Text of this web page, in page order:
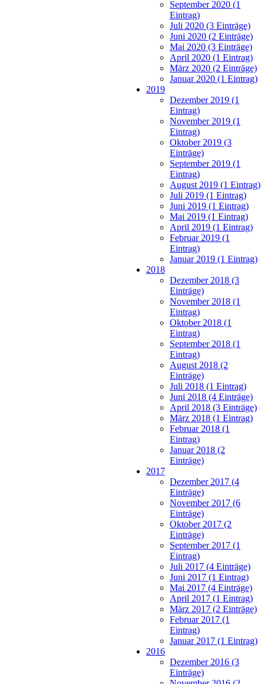
September 2020 (1
Eintrag)
Juli 2020 (3 Einträge)
Juni 2020 (2 Einträge)
Mai 2020 (3 Einträge)
April 2020 (1 Eintrag)
März 2020 (2 Einträge)
Januar 2020 (1 Eintrag)
2019
Dezember 2019 (1
Eintrag)
November 2019 (1
Eintrag)
Oktober 2019 (3
Einträge)
September 2019 (1
Eintrag)
August 2019 (1 Eintrag)
Juli 2019 (1 Eintrag)
Juni 2019 (1 Eintrag)
Mai 2019 (1 Eintrag)
April 2019 (1 Eintrag)
Februar 2019 (1
Eintrag)
Januar 2019 (1 Eintrag)
2018
Dezember 2018 (3
Einträge)
November 2018 (1
Eintrag)
Oktober 2018 (1
Eintrag)
September 2018 (1
Eintrag)
August 2018 (2
Einträge)
Juli 2018 (1 Eintrag)
Juni 2018 (4 Einträge)
April 2018 (3 Einträge)
März 2018 (1 Eintrag)
Februar 2018 (1
Eintrag)
Januar 2018 (2
Einträge)
2017
Dezember 2017 (4
Einträge)
November 2017 (6
Einträge)
Oktober 2017 (2
Einträge)
September 2017 (1
Eintrag)
Juli 2017 (4 Einträge)
Juni 2017 (1 Eintrag)
Mai 2017 (4 Einträge)
April 2017 (1 Eintrag)
März 2017 (2 Einträge)
Februar 2017 (1
Eintrag)
Januar 2017 (1 Eintrag)
2016
Dezember 2016 (3
Einträge)